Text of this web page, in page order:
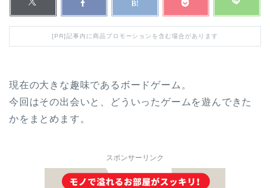
[PR]記事内に商品プロモーションを含む場合があります
現在の大きな趣味であるボードゲーム。
今回はその出会いと、どういったゲームを遊んできた
かをまとめます。
スポンサーリンク